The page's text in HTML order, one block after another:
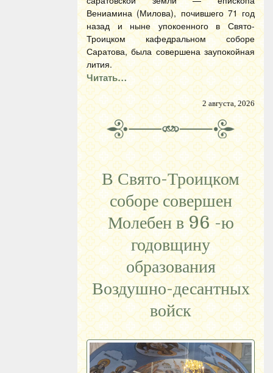
Вениамина (Милова), почившего 71 год
назад и ныне упокоенного в Свято-
Троицком кафедральном соборе
Саратова, была совершена заупокойная
лития.
Читать…
2 августа, 2026
В Свято-Троицком
соборе совершен
Молебен в 96 -ю
годовщину
образования
Воздушно-десантных
войск